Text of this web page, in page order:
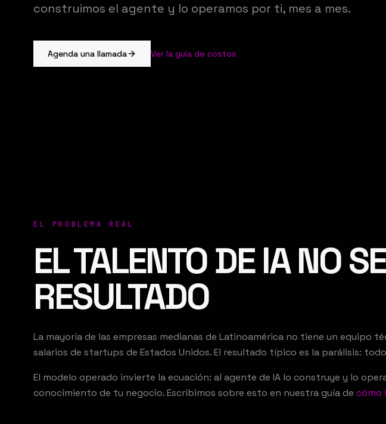
construimos el agente y lo operamos por ti, mes a mes.
Agenda una llamada Ver la guía de costos
EL PROBLEMA REAL
EL TALENTO DE IA NO
RESULTADO
La mayoría de las empresas medianas de Latinoamérica no tiene un
salarios de startups de Estados Unidos. El resultado típico es la parálisis:
El modelo operado invierte la ecuación: al agente de IA lo construye y lo
conocimiento de tu negocio. Escribimos sobre esto en nuestra guía de cómo